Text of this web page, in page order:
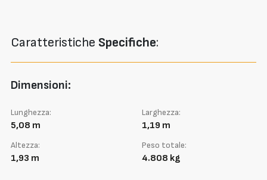
Caratteristiche Specifiche:
Dimensioni:
Lunghezza:
5,08 m
Larghezza:
1,19 m
Altezza:
1,93 m
Peso totale:
4.808 kg